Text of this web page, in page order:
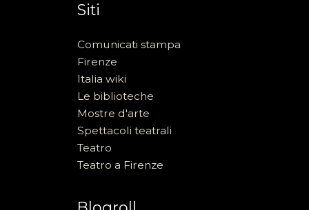
Siti
Comunicati stampa
Firenze
Italia wiki
Le biblioteche
Mostre d'arte
Spettacoli teatrali
Teatro
Teatro a Firenze